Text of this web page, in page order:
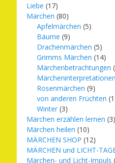
Liebe (17)
Märchen (80)
Apfelmärchen (5)
Bäume (9)
Drachenmärchen (5)
Grimms Märchen (14)
Märchenbetrachtungen
Märcheninterpretationen
Rosenmärchen (9)
von anderen Früchten
Winter (3)
Märchen erzählen lernen (3)
Märchen heilen (10)
MÄRCHEN SHOP (12)
MÄRCHEN und LICHT-
Märchen- und Licht-Impuls